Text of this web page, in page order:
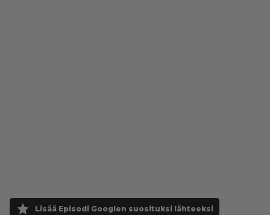
Lisää Episodi Googlen suosituksi lähteeksi